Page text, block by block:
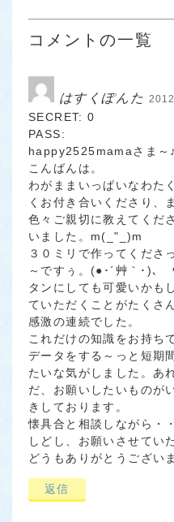
コメントの一覧
はすくぽんた
SECRET: 0
PASS:
happy2525mamaさま～♪
こんばんは。
わがままいっぱいなわた
くお付き合いくださり、
色々ご親切に教えてくだ
いました。m(_"_)m
３０ミリで作ってくださ
～ですぅ。(●･´艸｀･)､
タンにしても可愛いかも
ていただくことがたくさ
感激の連続でした。
これだけの知識をお持ち
データをする～っと短期
たいな気がしました。あ
だ、お願いしたいものが
きしております。
懐具合と相談しながら・
しどし、お願いさせてい
どうもありがとうござい
返信